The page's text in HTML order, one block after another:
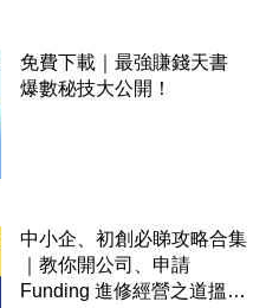
免費下載｜最強賺錢天書
爆數秘技大公開！
中小企、初創必睇攻略合集
｜教你開公司、申請
Funding 進修經營之道搵大